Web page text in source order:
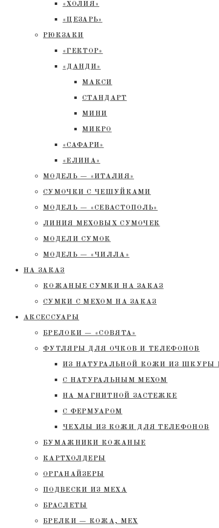
«ХОЛИЯ»
«ЦЕЗАРЬ»
РЮКЗАКИ
«ГЕКТОР»
«ДАНДИ»
МАКСИ
СТАНДАРТ
МИНИ
МИКРО
«САФАРИ»
«ЕЛИНА»
МОДЕЛЬ — «ИТАЛИЯ»
СУМОЧКИ С ЧЕШУЙКАМИ
МОДЕЛЬ — «СЕВАСТОПОЛЬ»
ЛИНИЯ МЕХОВЫХ СУМОЧЕК
МОДЕЛИ СУМОК
МОДЕЛЬ — «ЧИЛЛА»
НА ЗАКАЗ
КОЖАНЫЕ СУМКИ НА ЗАКАЗ
СУМКИ С МЕХОМ НА ЗАКАЗ
АКСЕССУАРЫ
БРЕЛОКИ — «СОВЯТА»
ФУТЛЯРЫ ДЛЯ ОЧКОВ И ТЕЛЕФОНОВ
ИЗ НАТУРАЛЬНОЙ КОЖИ ИЗ ШКУРЫ
С НАТУРАЛЬНЫМ МЕХОМ
НА МАГНИТНОЙ ЗАСТЕЖКЕ
С ФЕРМУАРОМ
ЧЕХЛЫ ИЗ КОЖИ ДЛЯ ТЕЛЕФОНОВ
БУМАЖНИКИ КОЖАНЫЕ
КАРТХОЛДЕРЫ
ОРГАНАЙЗЕРЫ
ПОДВЕСКИ ИЗ МЕХА
БРАСЛЕТЫ
БРЕЛКИ — КОЖА, МЕХ